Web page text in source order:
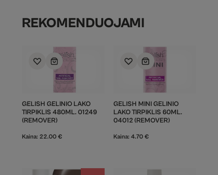
REKOMENDUOJAMI
GELISH GELINIO LAKO
TIRPIKLIS 480ML. 01249
(REMOVER)
Kaina: 22.00 €
GELISH MINI GELINIO
LAKO TIRPIKLIS 60ML.
04012 (REMOVER)
Kaina: 4.70 €